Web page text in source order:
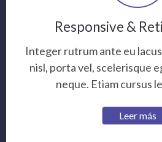
Responsive &
Integer rutrum ante eu
nisl, porta vel, scelerisque
neque. Etiam cursus
Leer más